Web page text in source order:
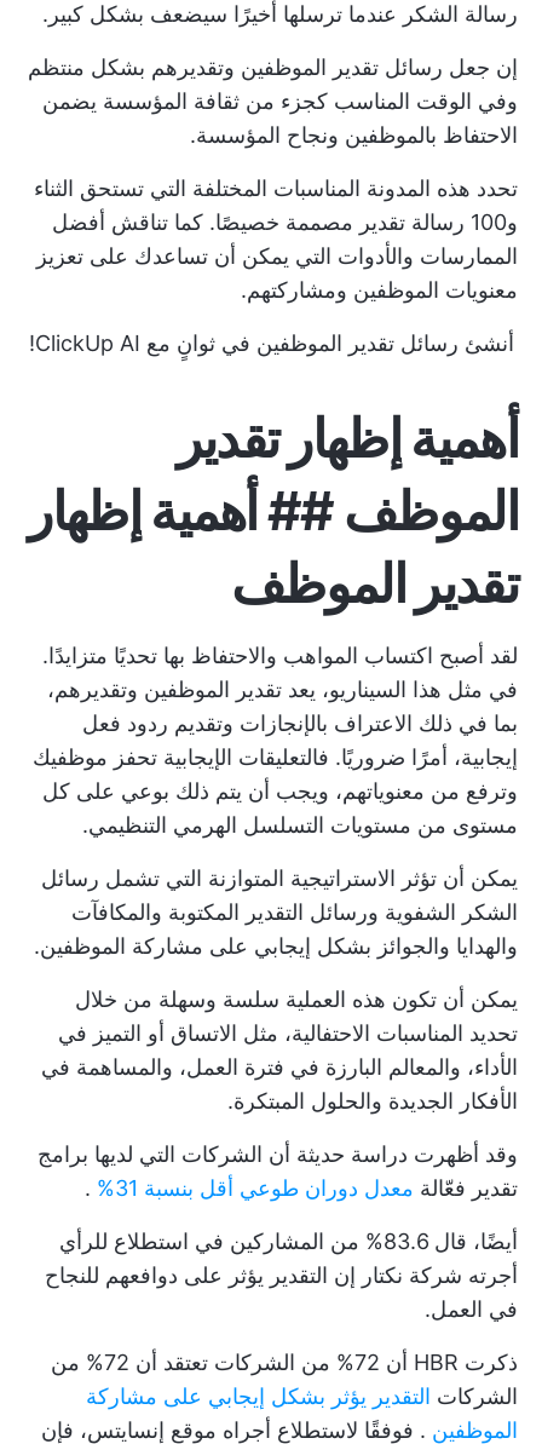
رسالة الشكر عندما ترسلها أخيرًا سيضعف بشكل كبير.
إن جعل رسائل تقدير الموظفين وتقديرهم بشكل منتظم
وفي الوقت المناسب كجزء من ثقافة المؤسسة يضمن
الاحتفاظ بالموظفين ونجاح المؤسسة.
تحدد هذه المدونة المناسبات المختلفة التي تستحق الثناء
و100 رسالة تقدير مصممة خصيصًا. كما تناقش أفضل
الممارسات والأدوات التي يمكن أن تساعدك على تعزيز
معنويات الموظفين ومشاركتهم.
أنشئ رسائل تقدير الموظفين في ثوانٍ مع ClickUp AI!
أهمية إظهار تقدير
الموظف ## أهمية إظهار
تقدير الموظف
لقد أصبح اكتساب المواهب والاحتفاظ بها تحديًا متزايدًا.
في مثل هذا السيناريو، يعد تقدير الموظفين وتقديرهم،
بما في ذلك الاعتراف بالإنجازات وتقديم ردود فعل
إيجابية، أمرًا ضروريًا. فالتعليقات الإيجابية تحفز موظفيك
وترفع من معنوياتهم، ويجب أن يتم ذلك بوعي على كل
مستوى من مستويات التسلسل الهرمي التنظيمي.
يمكن أن تؤثر الاستراتيجية المتوازنة التي تشمل رسائل
الشكر الشفوية ورسائل التقدير المكتوبة والمكافآت
والهدايا والجوائز بشكل إيجابي على مشاركة الموظفين.
يمكن أن تكون هذه العملية سلسة وسهلة من خلال
تحديد المناسبات الاحتفالية، مثل الاتساق أو التميز في
الأداء، والمعالم البارزة في فترة العمل، والمساهمة في
الأفكار الجديدة والحلول المبتكرة.
وقد أظهرت دراسة حديثة أن الشركات التي لديها برامج
تقدير فعّالة معدل دوران طوعي أقل بنسبة 31% .
أيضًا، قال 83.6% من المشاركين في استطلاع للرأي
أجرته شركة نكتار إن التقدير يؤثر على دوافعهم للنجاح
في العمل.
ذكرت HBR أن 72% من الشركات تعتقد أن 72% من
الشركات التقدير يؤثر بشكل إيجابي على مشاركة
الموظفين . فوفقًا لاستطلاع أجراه موقع إنسايتس، فإن